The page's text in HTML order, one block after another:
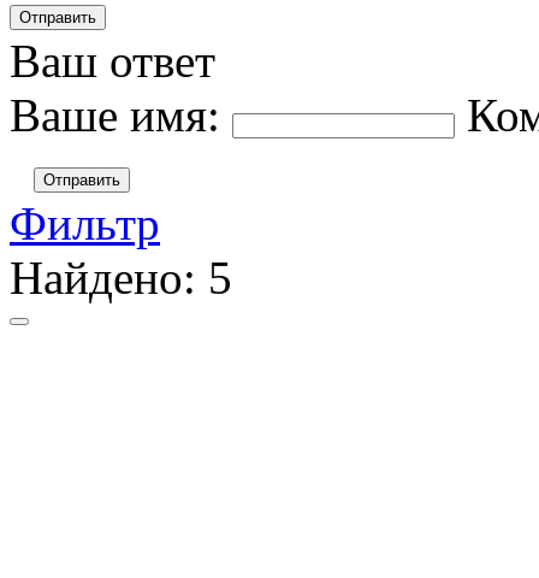
Ваш ответ
Ваше имя:
Отправить
Фильтр
Найдено: 5